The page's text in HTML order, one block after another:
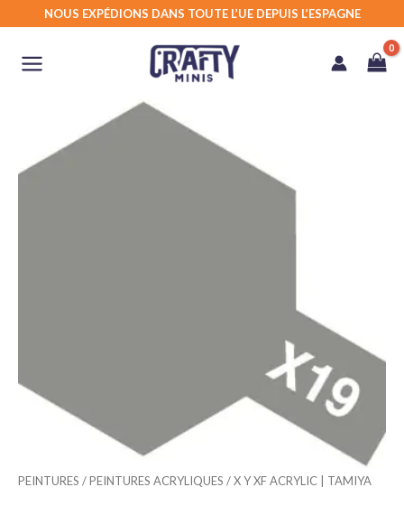
contenu
NOUS EXPÉDIONS DANS TOUTE L’UE DEPUIS L’ESPAGNE
PEINTURES /PEINTURES ACRYLIQUES /X Y XF ACRYLIC | TAMIYA